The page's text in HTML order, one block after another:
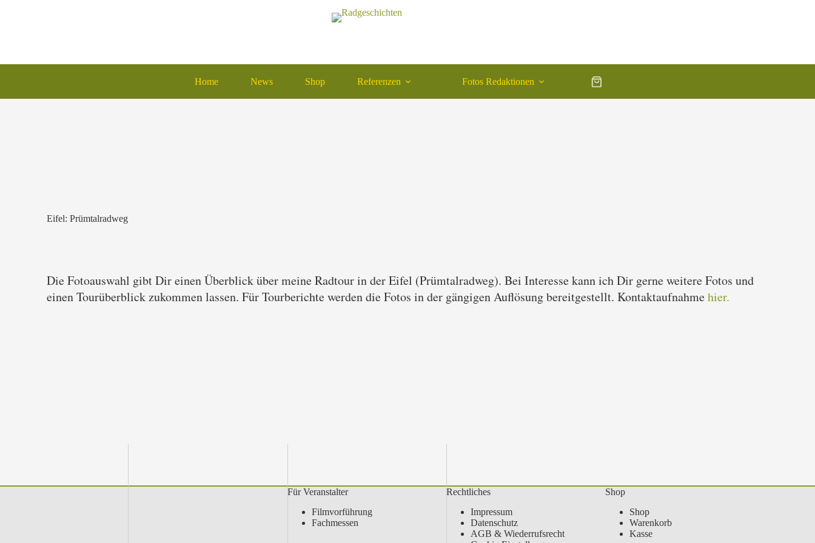
Home News Shop Referenzen Fotos Redaktionen
Eifel: Prümtalradweg
Die Fotoauswahl gibt Dir einen Überblick über meine Radtour in der Eifel (Prümtalradweg). Bei Interesse kann ich Dir gerne weitere Fotos und
einen Tourüberblick zukommen lassen. Für Tourberichte werden die Fotos in der gängigen Auflösung bereitgestellt. Kontaktaufnahmehier.
Für Veranstalter
Filmvorführung
Fachmessen
Rechtliches
Impressum
Datenschutz
AGB & Wiederrufsrecht
Shop
Shop
Warenkorb
Kasse